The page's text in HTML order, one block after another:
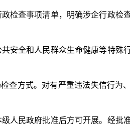
检查事项清单，明确涉企行政检
安全和人民群众生命健康等特殊
查方式。对有严重违法失信行为
人民政府批准后方可开展。经批